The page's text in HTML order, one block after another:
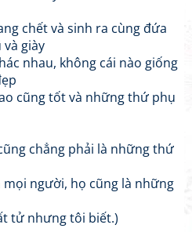
chết và sinh ra cùng đứa
giày
nhau, không cái nào giống
cũng tốt và những thứ phụ
chẳng phải là những thứ
mọi người, họ cũng là những
tử nhưng tôi biết.)